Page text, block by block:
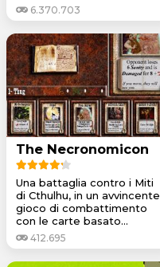
6.370.703
The Necronomicon
Una battaglia contro i Miti
di Cthulhu, in un avvincente
gioco di combattimento
con le carte basato...
412.695